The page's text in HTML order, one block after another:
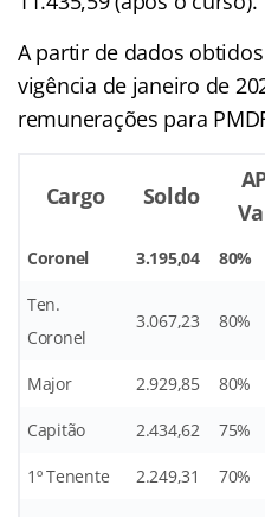
A partir de dados
vigência de janeiro de
remunerações para
Cargo Soldo
Coronel 3.195,04 80%
Ten.
Coronel
3.067,23 80%
Major 2.929,85 80%
Capitão 2.434,62 75%
1º Tenente 2.249,31 70%